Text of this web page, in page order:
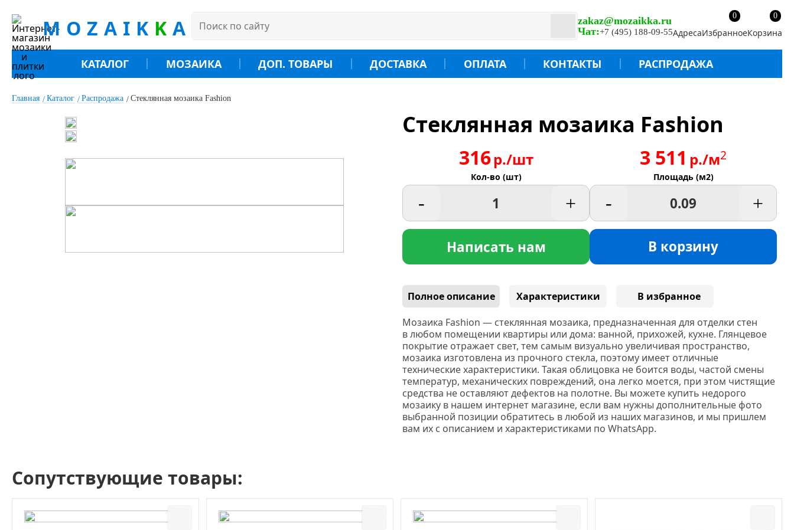
MOZAIK K A
zakaz@mozaikka.ru
Чат:+7 (495) 188-09-55Адреса
0
ИзбранноеКорзина
0
КАТАЛОГ МОЗАИКА ДОП. ТОВАРЫ ДОСТАВКА ОПЛАТА КОНТАКТЫ РАСПРОДАЖА
Главная Каталог Распродажа Стеклянная мозаика Fashion
Стеклянная мозаика Fashion
316р./шт
Кол-во (шт)
- +
Написать нам
3 511 р./м2
Площадь (м2)
- +
В корзину
Полное описание Характеристики
В избранное
Мозаика Fashion — стеклянная мозаика, предназначенная для отделки стен
в любом помещении квартиры или дома: ванной, прихожей, кухне. Глянцевое
покрытие отражает свет, тем самым визуально увеличивая пространство,
мозаика изготовлена из прочного стекла, поэтому имеет отличные
технические характеристики. Такая облицовка не боится воды, частой смены
температур, механических повреждений, она легко моется, при этом чистящие
средства не оставляют дефектов на полотне. Вы можете купить недорого
мозаику в нашем интернет магазине, если вам нужны дополнительные фото
выбранной позиции обратитесь в любой из наших магазинов, и мы пришлем
вам их с описанием и характеристиками по WhatsApp.
Сопутствующие товары: